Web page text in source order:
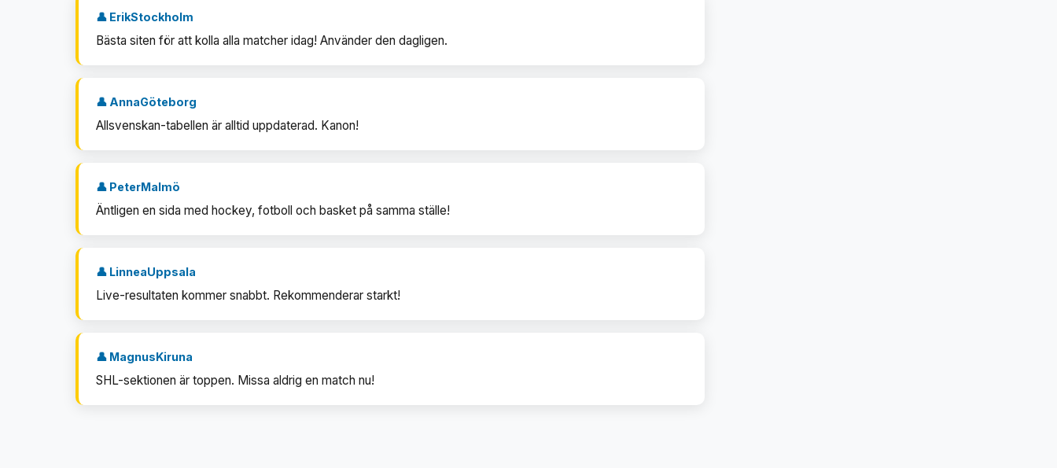
👤 ErikStockholm
Bästa siten för att kolla alla matcher idag! Använder den dagligen.
👤 AnnaGöteborg
Allsvenskan-tabellen är alltid uppdaterad. Kanon!
👤 PeterMalmö
Äntligen en sida med hockey, fotboll och basket på samma ställe!
👤 LinneaUppsala
Live-resultaten kommer snabbt. Rekommenderar starkt!
👤 MagnusKiruna
SHL-sektionen är toppen. Missa aldrig en match nu!